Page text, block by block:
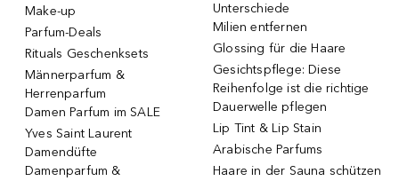
Make-up
Parfum-Deals
Rituals Geschenksets
Männerparfum &
Herrenparfum
Damen Parfum im SALE
Yves Saint Laurent
Damendüfte
Damenparfum &
Unterschiede
Milien entfernen
Glossing für die Haare
Gesichtspflege: Diese
Reihenfolge ist die richtige
Dauerwelle pflegen
Lip Tint & Lip Stain
Arabische Parfums
Haare in der Sauna schützen